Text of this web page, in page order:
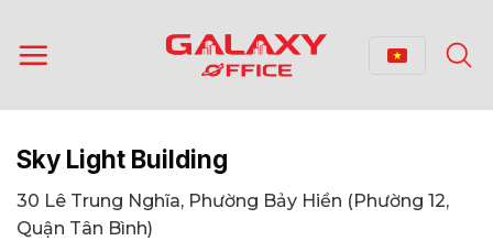
qua
nội
Sky Light Building
30 Lê Trung Nghĩa, Phường Bảy Hiền (Phường 12,
Quận Tân Bình)